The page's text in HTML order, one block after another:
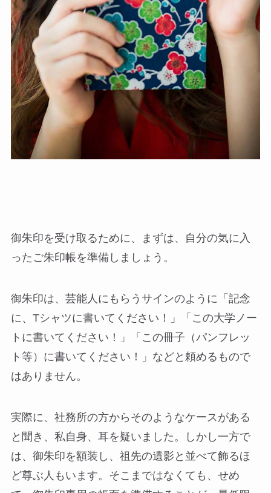
御朱印を受け取るために、まずは、自分の気に入
ったご朱印帳を準備しましょう。
御朱印は、芸能人にもらうサインのように「記念
に、Tシャツに書いてください！」「この大学ノー
トに書いてください！」「この冊子（パンフレッ
ト等）に書いてください！」などと頼めるもので
はありません。
実際に、社務所の方からそのようなケースがある
と聞き、私自身、耳を疑いました。しかし一方で
は、御朱印を額装し、祖先の遺影と並べて飾るほ
ど尊ぶ人もいます。そこまではなくても、せめ